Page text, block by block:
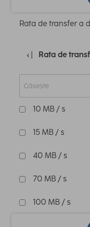
Rata de transfer a
Rata de
10 MB / s
15 MB / s
40 MB / s
70 MB / s
100 MB / s